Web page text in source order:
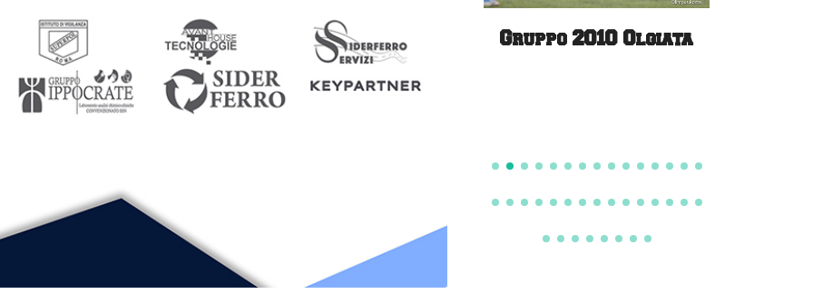
Serie A - Olimpus
Roma - Fortitudo
Pomezia
Gruppo 2010 Campo
Gentili
Gruppo 2010 Olgiata